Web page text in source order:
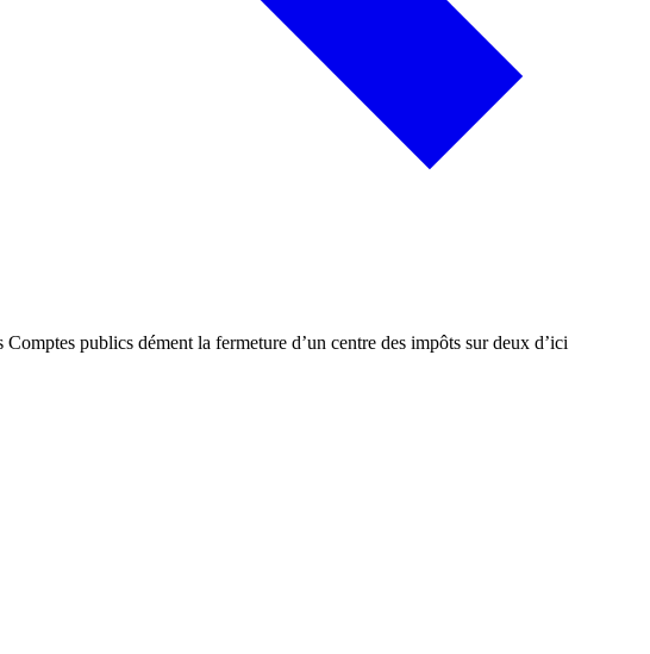
publics dément la fermeture d’un centre des impôts sur deux d’ici